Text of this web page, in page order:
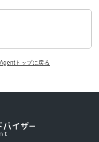
トップに戻る